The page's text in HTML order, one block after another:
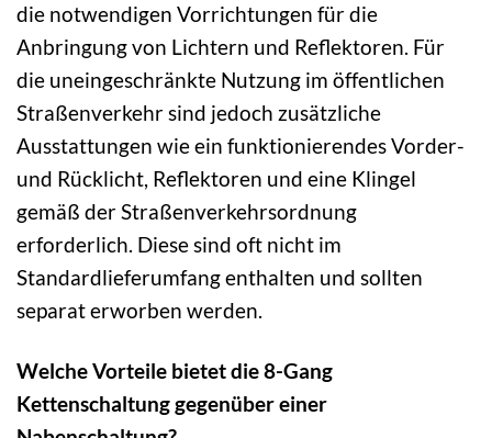
die notwendigen Vorrichtungen für die
Anbringung von Lichtern und Reflektoren. Für
die uneingeschränkte Nutzung im öffentlichen
Straßenverkehr sind jedoch zusätzliche
Ausstattungen wie ein funktionierendes Vorder-
und Rücklicht, Reflektoren und eine Klingel
gemäß der Straßenverkehrsordnung
erforderlich. Diese sind oft nicht im
Standardlieferumfang enthalten und sollten
separat erworben werden.
Welche Vorteile bietet die 8-Gang
Kettenschaltung gegenüber einer